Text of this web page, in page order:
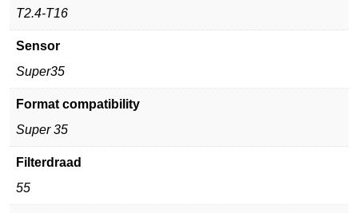
T2.4-T16
Sensor
Super35
Format compatibility
Super 35
Filterdraad
55